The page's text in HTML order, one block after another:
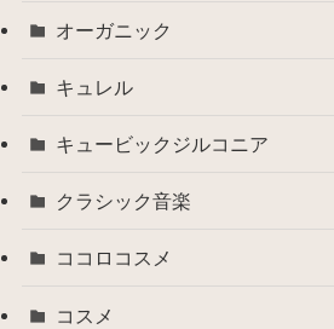
オーガニック
キュレル
キュービックジルコニア
クラシック音楽
ココロコスメ
コスメ